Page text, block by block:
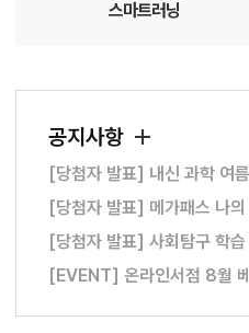
스마트러닝
공지사항
[당첨자 발표] 내신 과학 여
[당첨자 발표] 메가패스 나
[당첨자 발표] 사회탐구 학
[EVENT] 온라인서점 8월